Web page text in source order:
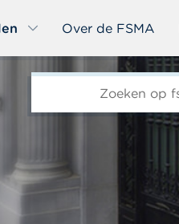
Over de FSMA